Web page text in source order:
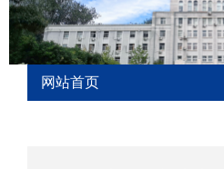
网站首页